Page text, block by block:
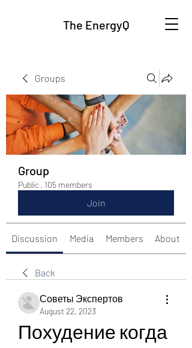
The EnergyQ
Groups
Group
Public · 105 members
Join
Discussion Media Members About
Back
Советы Экспертов
August 22, 2023
Похудение когда